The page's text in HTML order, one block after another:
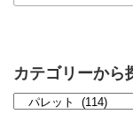
カテゴリーから